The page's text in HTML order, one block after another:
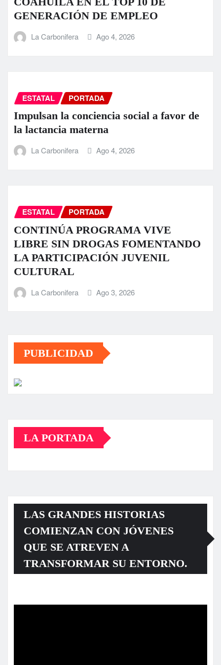
GENERACIÓN DE EMPLEO
La Carbonifera Ago 4, 2026
ESTATAL PORTADA
Impulsan la conciencia social a favor de
la lactancia materna
La Carbonifera Ago 4, 2026
ESTATAL PORTADA
CONTINÚA PROGRAMA VIVE
LIBRE SIN DROGAS FOMENTANDO
LA PARTICIPACIÓN JUVENIL
CULTURAL
La Carbonifera Ago 3, 2026
PUBLICIDAD
LA PORTADA
LAS GRANDES HISTORIAS
COMIENZAN CON JÓVENES
QUE SE ATREVEN A
TRANSFORMAR SU ENTORNO.